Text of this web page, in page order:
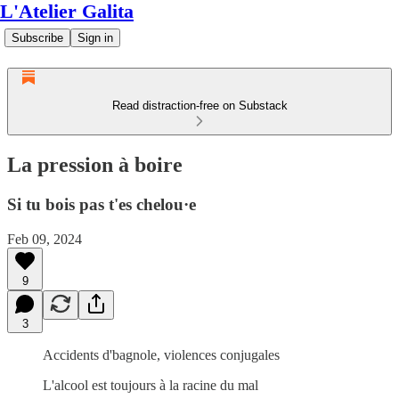
L'Atelier Galita
Subscribe Sign in
Read distraction-free on Substack
La pression à boire
Si tu bois pas t'es chelou·e
Feb 09, 2024
9
3
Accidents d'bagnole, violences conjugales
L'alcool est toujours à la racine du mal